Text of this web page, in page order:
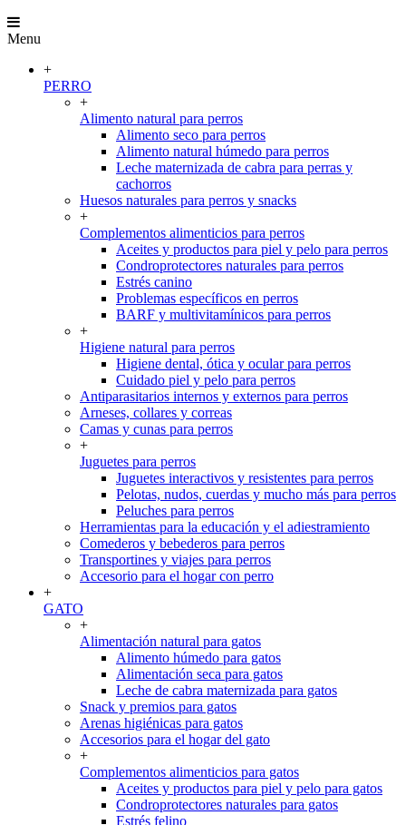
Menu
+
PERRO
+
Alimento natural para perros
Alimento seco para perros
Alimento natural húmedo para perros
Leche maternizada de cabra para perras y
cachorros
Huesos naturales para perros y snacks
+
Complementos alimenticios para perros
Aceites y productos para piel y pelo para perros
Condroprotectores naturales para perros
Estrés canino
Problemas específicos en perros
BARF y multivitamínicos para perros
+
Higiene natural para perros
Higiene dental, ótica y ocular para perros
Cuidado piel y pelo para perros
Antiparasitarios internos y externos para perros
Arneses, collares y correas
Camas y cunas para perros
+
Juguetes para perros
Juguetes interactivos y resistentes para perros
Pelotas, nudos, cuerdas y mucho más para perros
Peluches para perros
Herramientas para la educación y el adiestramiento
Comederos y bebederos para perros
Transportines y viajes para perros
Accesorio para el hogar con perro
+
GATO
+
Alimentación natural para gatos
Alimento húmedo para gatos
Alimentación seca para gatos
Leche de cabra maternizada para gatos
Snack y premios para gatos
Arenas higiénicas para gatos
Accesorios para el hogar del gato
+
Complementos alimenticios para gatos
Aceites y productos para piel y pelo para gatos
Condroprotectores naturales para gatos
Estrés felino